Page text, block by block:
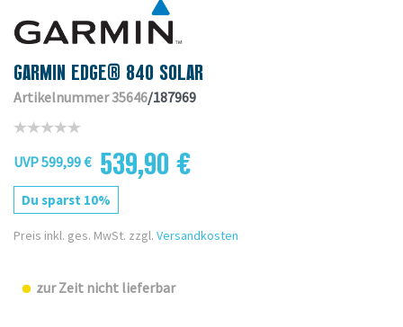
GARMIN EDGE® 840 SOLAR
Artikelnummer 35646/187969
UVP 599,99 € 539,90 €
Du sparst 10%
Preis inkl. ges. MwSt. zzgl. Versandkosten
zur Zeit nicht lieferbar